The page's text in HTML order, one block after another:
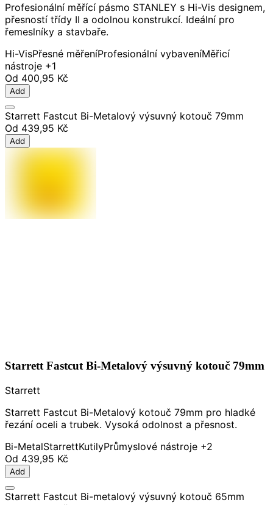
Profesionální měřící pásmo STANLEY s Hi-Vis designem,
přesností třídy II a odolnou konstrukcí. Ideální pro
řemeslníky a stavbaře.
Hi-VisPřesné měřeníProfesionální vybaveníMěřicí
nástroje +1
Od 400,95 Kč
Add
Starrett Fastcut Bi-Metalový výsuvný kotouč 79mm
Od 439,95 Kč
Add
Starrett Fastcut Bi-Metalový výsuvný kotouč 79mm
Starrett
Starrett Fastcut Bi-Metalový kotouč 79mm pro hladké
řezání oceli a trubek. Vysoká odolnost a přesnost.
Bi-MetalStarrettKutilyPrůmyslové nástroje +2
Od 439,95 Kč
Add
Starrett Fastcut Bi-metalový výsuvný kotouč 65mm